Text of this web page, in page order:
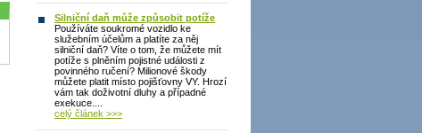
Silniční daň může způsobit potíže
Používáte soukromé vozidlo ke
služebním účelům a platíte za něj
silniční daň? Víte o tom, že můžete mít
potíže s plněním pojistné události z
povinného ručení? Milionové škody
můžete platit místo pojišťovny VY. Hrozí
vám tak doživotní dluhy a případné
exekuce....
celý článek >>>